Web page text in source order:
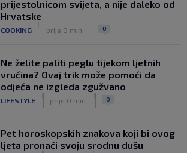
Luis Figo žestoko prozvao Infantina:
‘Najniže, najlopovskije i kukavički
sebično ponašanje. Mora otići!’
prijestolnicom svijeta, a nije daleko od
Hrvatske
COOKING prije 0 min. 0
Ne želite paliti peglu tijekom ljetnih
vrućina? Ovaj trik može pomoći da
odjeća ne izgleda zgužvano
LIFESTYLE prije 0 min. 0
Pet horoskopskih znakova koji bi ovog
ljeta pronaći svoju srodnu dušu